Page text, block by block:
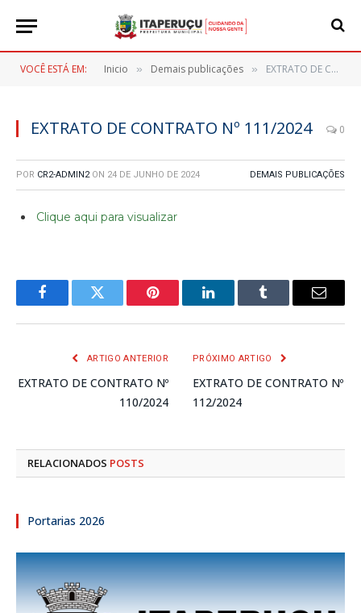
VOCÊ ESTÁ EM: Inicio » Demais publicações » EXTRATO DE CONTRATO Nº 111/2024
EXTRATO DE CONTRATO Nº 111/2024 0
POR CR2-ADMIN2 ON 24 DE JUNHO DE 2024 DEMAIS PUBLICAÇÕES
Clique aqui para visualizar
FacebookTwitter Pinterest LinkedInTumblr
E-
ARTIGO ANTERIOR
EXTRATO DE CONTRATO Nº
110/2024
PRÓXIMO ARTIGO
EXTRATO DE CONTRATO Nº
112/2024
RELACIONADOS POSTS
Portarias 2026